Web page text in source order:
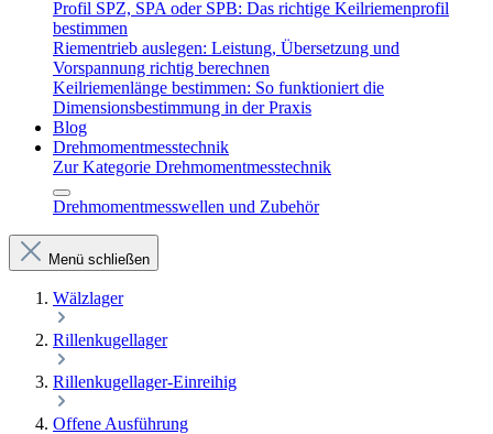
Profil SPZ, SPA oder SPB: Das richtige Keilriemenprofil
bestimmen
Riementrieb auslegen: Leistung, Übersetzung und
Vorspannung richtig berechnen
Keilriemenlänge bestimmen: So funktioniert die
Dimensionsbestimmung in der Praxis
Blog
Drehmomentmesstechnik
Zur Kategorie Drehmomentmesstechnik
Drehmomentmesswellen und Zubehör
Menü schließen
Wälzlager
Rillenkugellager
Rillenkugellager-Einreihig
Offene Ausführung